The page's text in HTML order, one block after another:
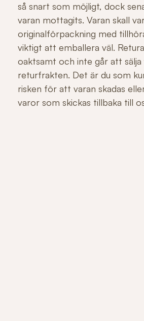
så snart som möjligt, dock
varan mottagits. Varan skall
originalförpackning med
viktigt att emballera väl.
oaktsamt och inte går att
returfrakten. Det är du som
risken för att varan skadas
varor som skickas tillbaka till